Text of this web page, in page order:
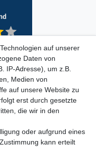
auf unserer
Daten von
IP-Adresse), um z.B.
Medien von
auf unsere Website zu
erst durch gesetzte
die wir in den
oder aufgrund eines
kann erteilt